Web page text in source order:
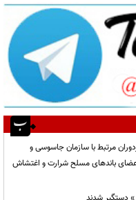
و دستگیری ۲۱ نفر از مزدوران مرتبط با سازمان جاسوسی و
صهیونیستی و بازداشت ۴ نفر از اعضای باندهای مسلح شرارت و اغتشاش